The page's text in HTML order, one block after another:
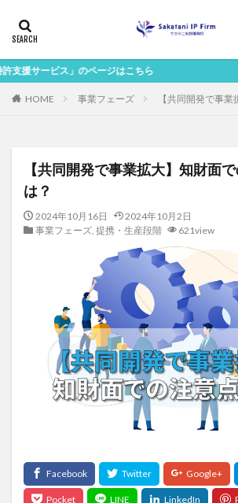
ページはこちら
HOME 事業フェーズ 【共同開発で事
【共同開発で事業拡大】知財面
は？
2024年10月16日
2024年10月2日
事業フェーズ, 提携・生産段階 621view